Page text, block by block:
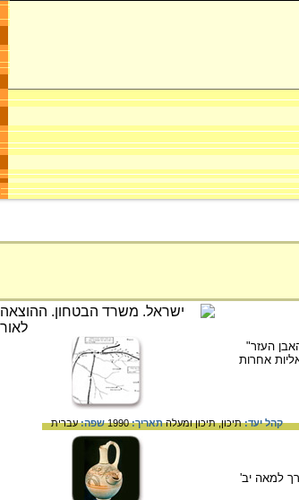
האבן העזר"
אחרות
קהל יעד:תיכון,תיכון ומעלהתאריך:1990 שפה:עברית
הוא "פך הבירה". גובה הכלי 32 ס"מ והוא מתוארך למאה יב'